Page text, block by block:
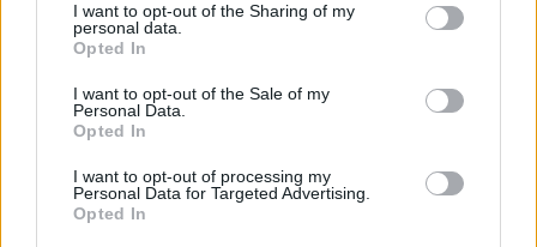
I want to opt-out of the Sharing of my
personal data.
Opted In
I want to opt-out of the Sale of my
Personal Data.
Opted In
I want to opt-out of processing my
Personal Data for Targeted Advertising.
Opted In
ΓΕΎΣΗ - ΨΥΧΑΓΩΓΊΑ
Σωτήρος: Σήμερα
τρώνε ψάρι όσοι
6 Αυγούστου 2026